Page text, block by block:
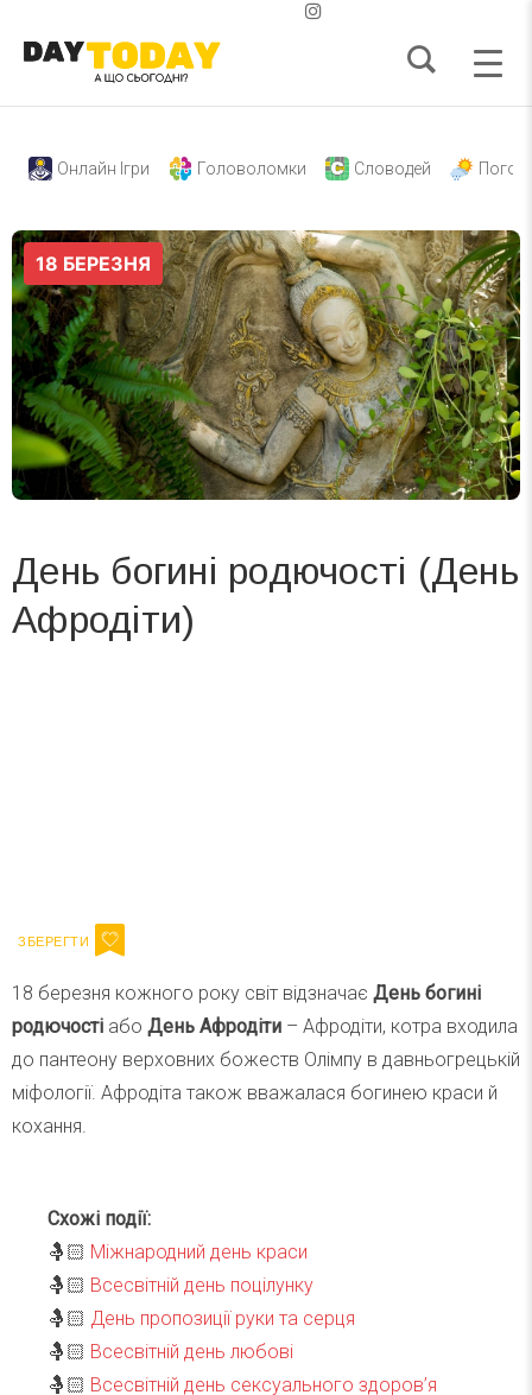
Онлайн Ігри Головоломки Словодей
День богині родючості (День
Афродіти)
18 березня кожного року світ відзначає День богині
родючості або День Афродіти – Афродіти, котра входила
до пантеону верховних божеств Олімпу в давньогрецькій
міфології. Афродіта також вважалася богинею краси й
кохання.
Схожі події:
🤱🏻 Міжнародний день краси
🤱🏻 Всесвітній день поцілунку
🤱🏻 День пропозиції руки та серця
🤱🏻 Всесвітній день любові
🤱🏻 Всесвітній день сексуального здоров’я